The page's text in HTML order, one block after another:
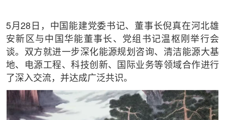
5月28日，中国能建党委书记、董事长倪真在河北雄
安新区与中国华能董事长、党组书记温枢刚举行会
谈。双方就进一步深化能源规划咨询、清洁能源大基
地、电源工程、科技创新、国际业务等领域合作进行
了深入交流，并达成广泛共识。